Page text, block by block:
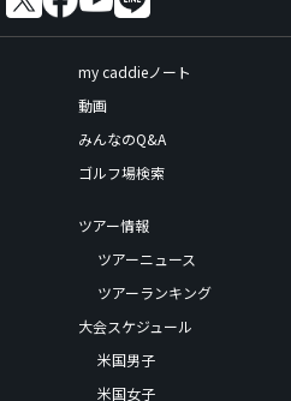
my caddieノート
動画
みんなのQ&A
ゴルフ場検索
ツアー情報
ツアーニュース
ツアーランキング
大会スケジュール
米国男子
米国女子